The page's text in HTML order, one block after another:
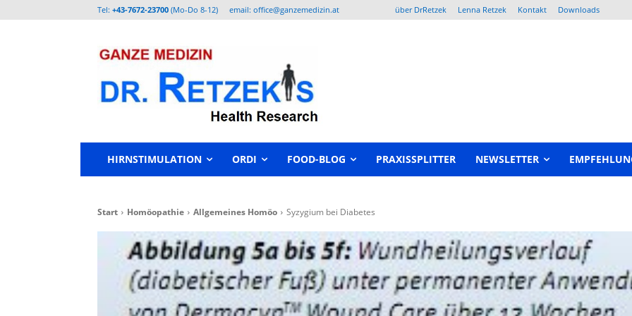
Tel: +43-7672-23700 (Mo-Do 8-12) email: office@ganzemedizin.at über DrRetzek Lenna Retzek Kontakt Downloads
HIRNSTIMULATION ORDI FOOD-BLOG PRAXISSPLITTER NEWSLETTER
Start Homöopathie Allgemeines Homöo Syzygium bei Diabetes